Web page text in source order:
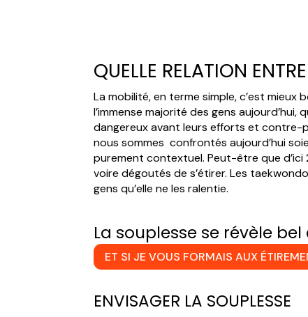
QUELLE RELATION
La mobilité, en terme simple, c’est mieux
l’immense majorité des gens
dangereux avant leurs efforts et contre-
nous sommes confrontés aujourd’hui
purement contextuel. Peut-être que
voire dégoutés de s’étirer. Les
gens qu’elle ne les ralentie.
La souplesse se révèle
ET SI JE VOUS FORMAIS AUX
ENVISAGER LA SOUPLESSE